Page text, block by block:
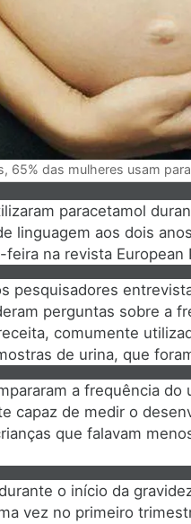
65% das mulheres usam
paracetamol
linguagem aos dois
na revista European
pesquisadores
perguntas sobre a
comumente
de urina, que
a frequência
capaz de medir o
que falavam
o início da
vez no primeiro